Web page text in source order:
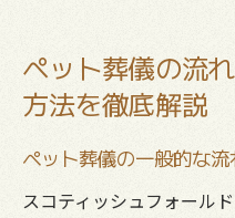
ペット葬儀の流
方法を徹底解説
ペット葬儀の一般的な
スコティッシュフォール